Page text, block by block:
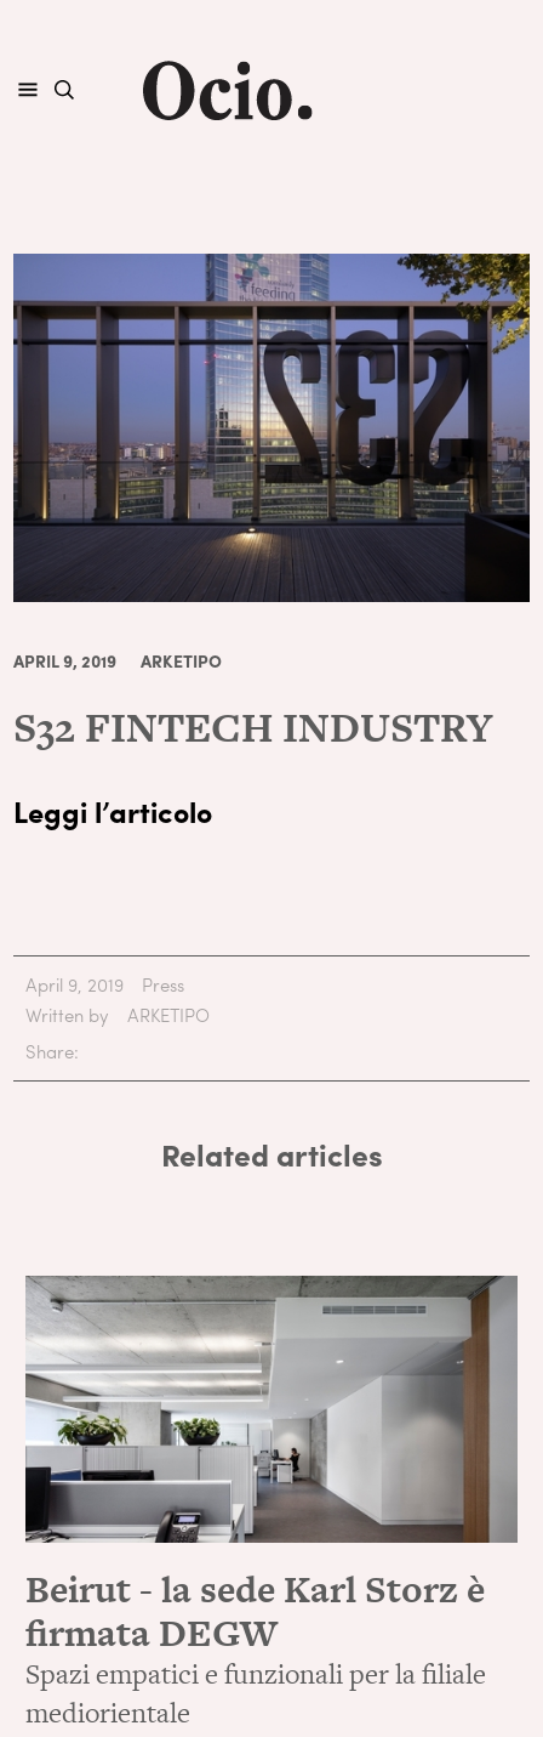
APRIL 9, 2019 ARKETIPO
S32 FINTECH INDUSTRY
Leggi l’articolo
April 9, 2019
Press
Written by
ARKETIPO
Share:
Related articles
Beirut - la sede Karl Storz è
firmata DEGW
Spazi empatici e funzionali per la filiale
mediorientale